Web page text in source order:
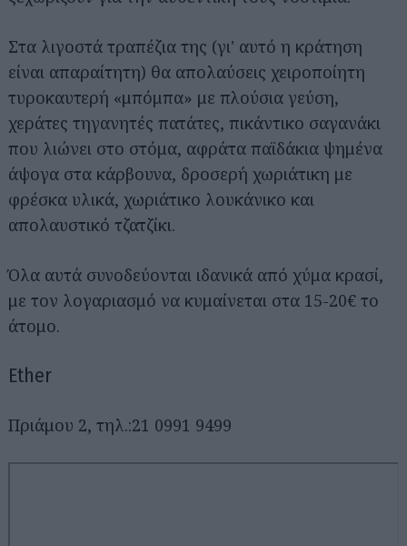
Στα λιγοστά τραπέζια της (γι' αυτό η κράτηση
είναι απαραίτητη) θα απολαύσεις χειροποίητη
τυροκαυτερή «μπόμπα» με πλούσια γεύση,
χεράτες τηγανητές πατάτες, πικάντικο σαγανάκι
που λιώνει στο στόμα, αφράτα παϊδάκια ψημένα
άψογα στα κάρβουνα, δροσερή χωριάτικη με
φρέσκα υλικά, χωριάτικο λουκάνικο και
απολαυστικό τζατζίκι.
Όλα αυτά συνοδεύονται ιδανικά από χύμα κρασί,
με τον λογαριασμό να κυμαίνεται στα 15-20€ το
άτομο.
Εther
Πριάμου 2, τηλ.:21 0991 9499